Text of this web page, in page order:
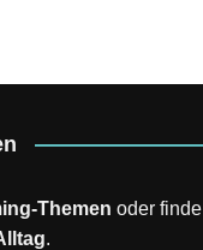
Themen oder finde
.